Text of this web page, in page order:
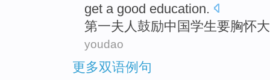
get a good education.
第一夫人鼓励中国学生要胸怀
youdao
更多双语例句